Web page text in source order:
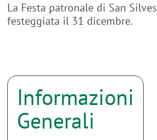
La Festa patronale di San
festeggiata il 31 dicembre.
Informazioni
Generali